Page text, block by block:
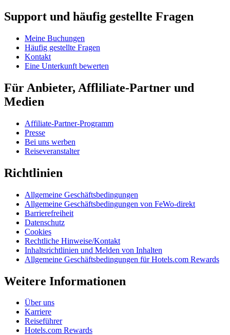
Support und häufig gestellte Fragen
Meine Buchungen
Häufig gestellte Fragen
Kontakt
Eine Unterkunft bewerten
Für Anbieter, Affliliate-Partner und
Medien
Affiliate-Partner-Programm
Presse
Bei uns werben
Reiseveranstalter
Richtlinien
Allgemeine Geschäftsbedingungen
Allgemeine Geschäftsbedingungen von FeWo-direkt
Barrierefreiheit
Datenschutz
Cookies
Rechtliche Hinweise/Kontakt
Inhaltsrichtlinien und Melden von Inhalten
Allgemeine Geschäftsbedingungen für Hotels.com Rewards
Weitere Informationen
Über uns
Karriere
Reiseführer
Hotels.com Rewards